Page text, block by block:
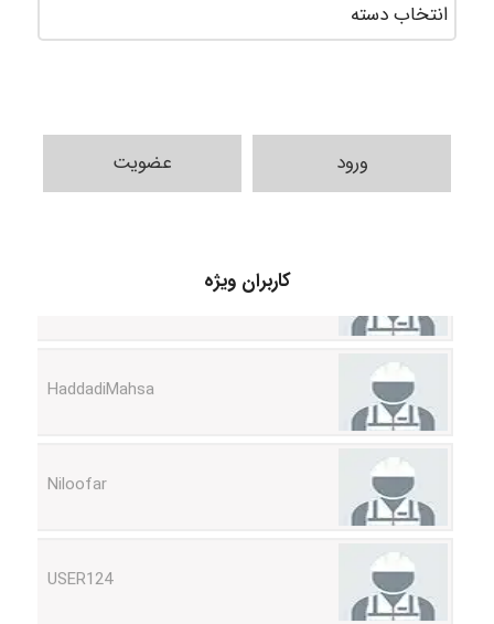
ورود عضویت
کاربران ویژه